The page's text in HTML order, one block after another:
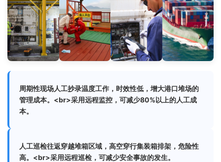
周期性现场人工抄录温度工作，时效性低，增大港口堆场的
管理成本。<br>采用远程监控，可减少80%以上的人工成
本。
人工巡检往返穿越堆箱区域，高空穿行集装箱排架，危险性
高。<br>采用远程巡检，可减少安全事故的发生。